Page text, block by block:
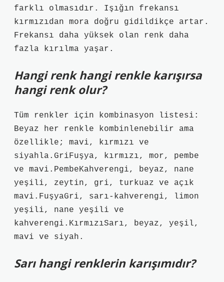
farklı olmasıdır. Işığın frekansı
kırmızıdan mora doğru gidildikçe artar.
Frekansı daha yüksek olan renk daha
fazla kırılma yaşar.
Hangi renk hangi renkle karışırsa
hangi renk olur?
Tüm renkler için kombinasyon listesi:
Beyaz her renkle kombinlenebilir ama
özellikle; mavi, kırmızı ve
siyahla.GriFuşya, kırmızı, mor, pembe
ve mavi.PembeKahverengi, beyaz, nane
yeşili, zeytin, gri, turkuaz ve açık
mavi.FuşyaGri, sarı-kahverengi, limon
yeşili, nane yeşili ve
kahverengi.KırmızıSarı, beyaz, yeşil,
mavi ve siyah.
Sarı hangi renklerin karışımıdır?